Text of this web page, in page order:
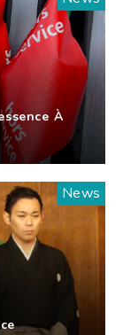
À
News